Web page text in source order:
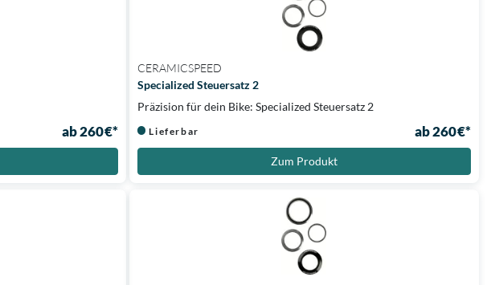
ab 260 €*
CERAMICSPEED
Specialized Steuersatz 2
Präzision für dein Bike: Specialized Steuersatz 2
Lieferbar ab 260 €*
Zum Produkt